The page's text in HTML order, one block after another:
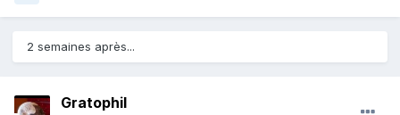
2 semaines après...
Gratophil